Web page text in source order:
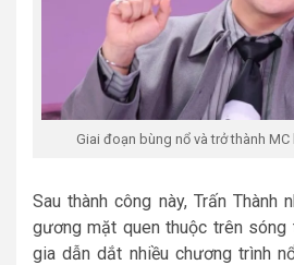
Giai đoạn bùng nổ và trở thành
Sau thành công này, Trấn Thành
gương mặt quen thuộc trên sóng
gia dẫn dắt nhiều chương trình